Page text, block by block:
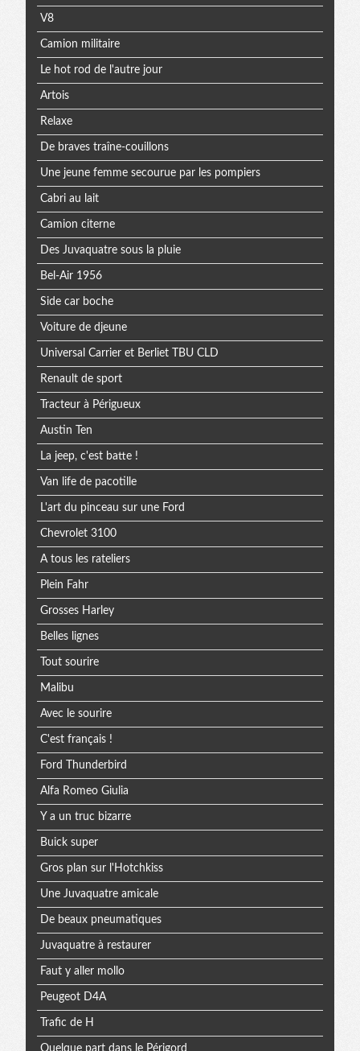
V8
Camion militaire
Le hot rod de l'autre jour
Artois
Relaxe
De braves traîne-couillons
Une jeune femme secourue par les pompiers
Cabri au lait
Camion citerne
Des Juvaquatre sous la pluie
Bel-Air 1956
Side car boche
Voiture de djeune
Universal Carrier et Berliet TBU CLD
Renault de sport
Tracteur à Périgueux
Austin Ten
La jeep, c'est batte !
Van life de pacotille
L'art du pinceau sur une Ford
Chevrolet 3100
A tous les rateliers
Plein Fahr
Grosses Harley
Belles lignes
Tout sourire
Malibu
Avec le sourire
C'est français !
Ford Thunderbird
Alfa Romeo Giulia
Y a un truc bizarre
Buick super
Gros plan sur l'Hotchkiss
Une Juvaquatre amicale
De beaux pneumatiques
Juvaquatre à restaurer
Faut y aller mollo
Peugeot D4A
Trafic de H